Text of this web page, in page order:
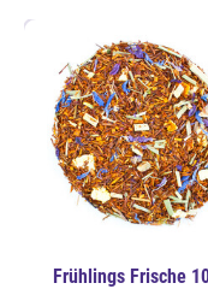
Frühlings Frische